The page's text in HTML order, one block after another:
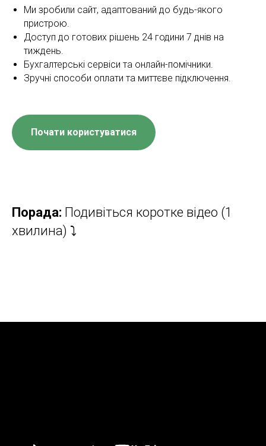
Ми зробили сайт, адаптований до будь-якого
пристрою.
Доступ до готових рішень 24 години 7 днів на
тиждень.
Бухгалтерські сервіси та онлайн-помічники.
Зручні способи оплати та миттєве підключення.
Почати користуватися
Порада: Подивіться коротке відео (1
хвилина) ⤵